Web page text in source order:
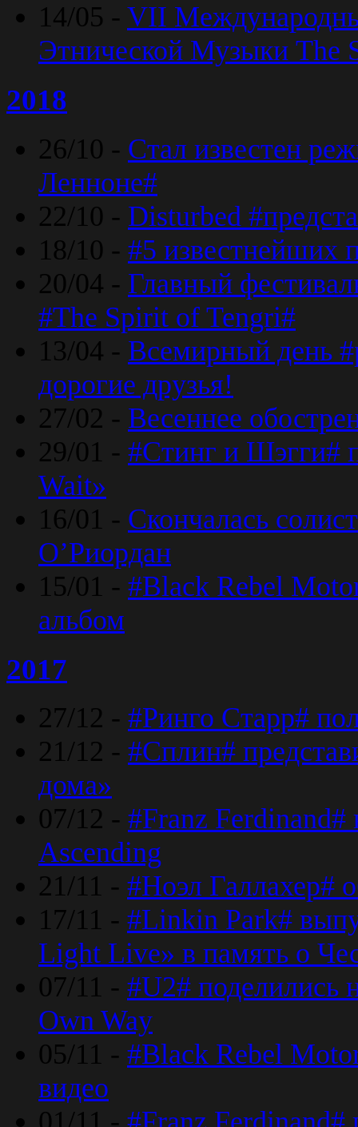
14/05 - VII
Этнической Музыки The
2018
26/10 - Стал известен
Ленноне#
22/10 - Disturbed
18/10 - #5 известнейших
20/04 - Главный
#The Spirit of Tengri#
13/04 - Всемирный день
дорогие друзья!
27/02 - Весеннее
29/01 - #Стинг и Шэгги#
Wait»
16/01 - Скончалась
O’Риордан
15/01 - #Black Rebel
альбом
2017
27/12 - #Ринго Старр#
21/12 - #Сплин#
дома»
07/12 - #Franz
Ascending
21/11 - #Ноэл Галлахер#
17/11 - #Linkin Park#
Light Live» в память о
07/11 - #U2#
Own Way
05/11 - #Black Rebel
видео